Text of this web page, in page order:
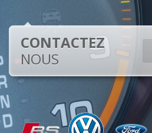
CONTACTEZ
NOUS